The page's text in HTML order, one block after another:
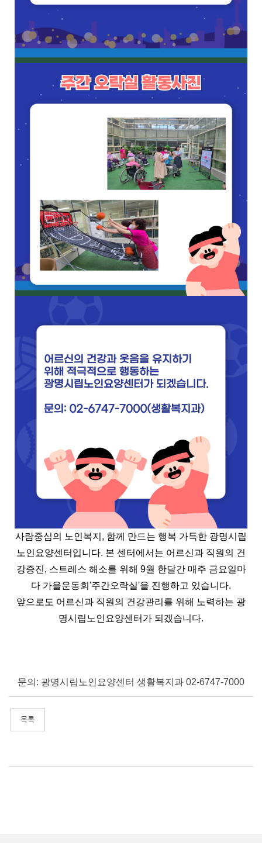
사람중심의 노인복지, 함께 만드는 행복 가득한 광명시립
노인요양센터입니다. 본 센터에서는 어르신과 직원의 건
강증진, 스트레스 해소를 위해 9월 한달간 매주 금요일마
다 가을운동회'주간오락실'을 진행하고 있습니다.
앞으로도 어르신과 직원의 건강관리를 위해 노력하는 광
명시립노인요양센터가 되겠습니다.
문의: 광명시립노인요양센터 생활복지과 02-6747-7000